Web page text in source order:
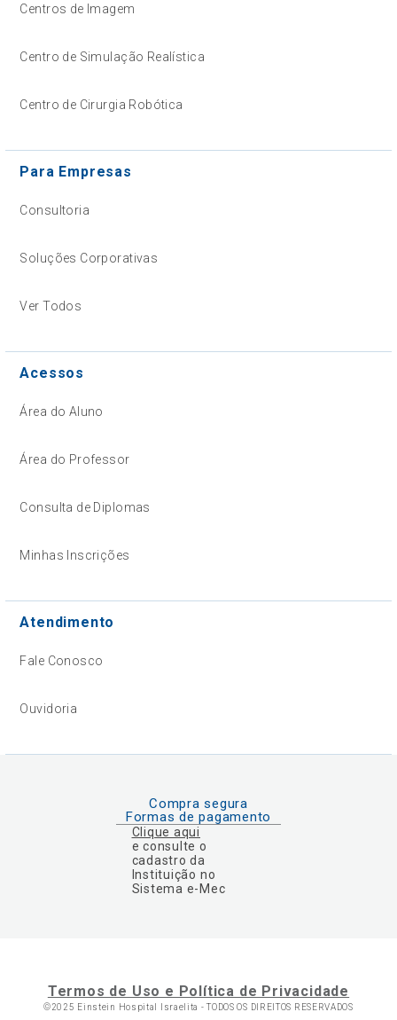
Centros de Imagem
Centro de Simulação Realística
Centro de Cirurgia Robótica
Para Empresas
Consultoria
Soluções Corporativas
Ver Todos
Acessos
Área do Aluno
Área do Professor
Consulta de Diplomas
Minhas Inscrições
Atendimento
Fale Conosco
Ouvidoria
Compra segura
Formas de pagamento
Clique aqui
e consulte o
cadastro da
Instituição no
Sistema e-Mec
Termos de Uso e Política de Privacidade
©2025 Einstein Hospital Israelita -TODOS OS DIREITOS RESERVADOS